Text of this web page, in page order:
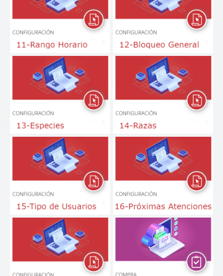
Rango Horario Bloqueo General
Especies Razas
Tipo de Usuarios Próximas Atenciones
Plantillas de documentos Solicitar OC